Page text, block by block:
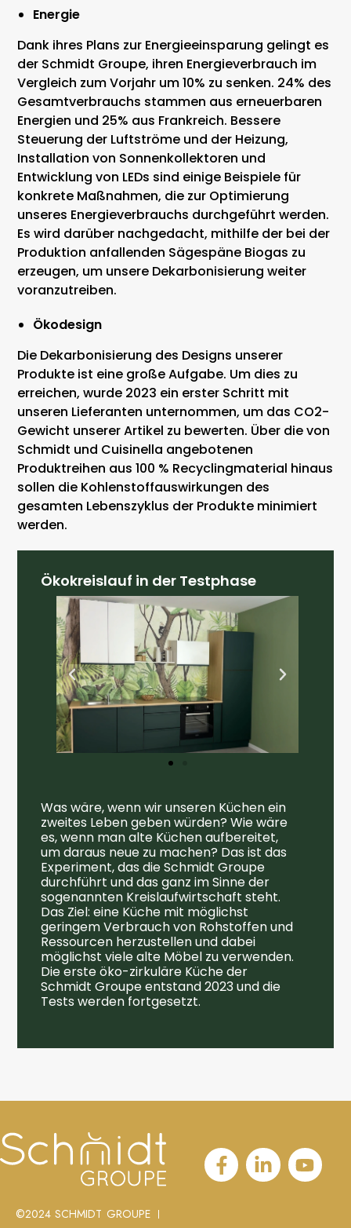
Energie
Dank ihres Plans zur Energieeinsparung gelingt es
der Schmidt Groupe, ihren Energieverbrauch im
Vergleich zum Vorjahr um 10% zu senken. 24% des
Gesamtverbrauchs stammen aus erneuerbaren
Energien und 25% aus Frankreich. Bessere
Steuerung der Luftströme und der Heizung,
Installation von Sonnenkollektoren und
Entwicklung von LEDs sind einige Beispiele für
konkrete Maßnahmen, die zur Optimierung
unseres Energieverbrauchs durchgeführt werden.
Es wird darüber nachgedacht, mithilfe der bei der
Produktion anfallenden Sägespäne Biogas zu
erzeugen, um unsere Dekarbonisierung weiter
voranzutreiben.
Ökodesign
Die Dekarbonisierung des Designs unserer
Produkte ist eine große Aufgabe. Um dies zu
erreichen, wurde 2023 ein erster Schritt mit
unseren Lieferanten unternommen, um das CO2-
Gewicht unserer Artikel zu bewerten. Über die von
Schmidt und Cuisinella angebotenen
Produktreihen aus 100 % Recyclingmaterial hinaus
sollen die Kohlenstoffauswirkungen des
gesamten Lebenszyklus der Produkte minimiert
werden.
Ökokreislauf in der Testphase
Was wäre, wenn wir unseren Küchen ein
zweites Leben geben würden? Wie wäre
es, wenn man alte Küchen aufbereitet,
um daraus neue zu machen? Das ist das
Experiment, das die Schmidt Groupe
durchführt und das ganz im Sinne der
sogenannten Kreislaufwirtschaft steht.
Das Ziel: eine Küche mit möglichst
geringem Verbrauch von Rohstoffen und
Ressourcen herzustellen und dabei
möglichst viele alte Möbel zu verwenden.
Die erste öko-zirkuläre Küche der
Schmidt Groupe entstand 2023 und die
Tests werden fortgesetzt.
©2024 SCHMIDT GROUPE